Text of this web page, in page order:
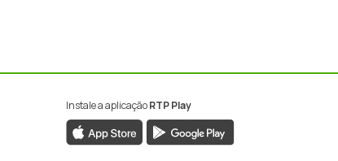
Instale a aplicaçãoRTP Play